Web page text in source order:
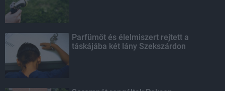
Parfümöt és élelmiszert rejtett a
táskájába két lány Szekszárdon